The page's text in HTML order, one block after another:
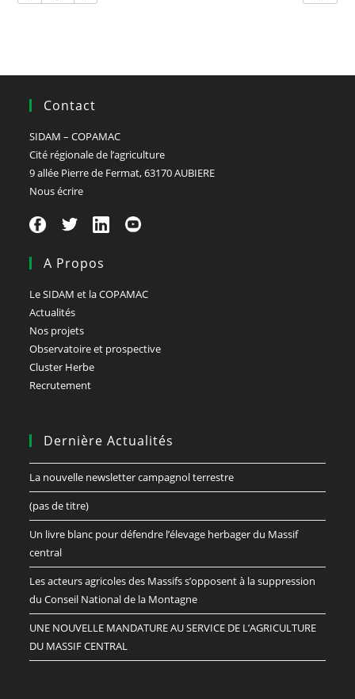
Contact
SIDAM – COPAMAC
Cité régionale de l’agriculture
9 allée Pierre de Fermat, 63170 AUBIERE
Nous écrire
A Propos
Le SIDAM et la COPAMAC
Actualités
Nos projets
Observatoire et prospective
Cluster Herbe
Recrutement
Dernière Actualités
La nouvelle newsletter campagnol terrestre
(pas de titre)
Un livre blanc pour défendre l’élevage herbager du Massif
central
Les acteurs agricoles des Massifs s’opposent à la suppression
du Conseil National de la Montagne
UNE NOUVELLE MANDATURE AU SERVICE DE L’AGRICULTURE
DU MASSIF CENTRAL